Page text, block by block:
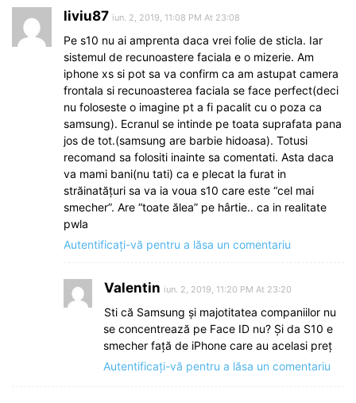
liviu87 iun. 2, 2019, 11:08 PM At 23:08
Pe s10 nu ai amprenta daca vrei folie de sticla. Iar
sistemul de recunoastere faciala e o mizerie. Am
iphone xs si pot sa va confirm ca am astupat camera
frontala si recunoasterea faciala se face perfect(deci
nu foloseste o imagine pt a fi pacalit cu o poza ca
samsung). Ecranul se intinde pe toata suprafata pana
jos de tot.(samsung are barbie hidoasa). Totusi
recomand sa folositi inainte sa comentati. Asta daca
va mami bani(nu tati) ca e plecat la furat in
străinatățuri sa va ia voua s10 care este “cel mai
smecher”. Are “toate ălea” pe hârtie.. ca in realitate
pwla
Autentificați-vă pentru a lăsa un comentariu
Valentin iun. 2, 2019, 11:20 PM At 23:20
Sti că Samsung şi majotitatea companiilor nu
se concentrează pe Face ID nu? Şi da S10 e
smecher față de iPhone care au acelasi preț
Autentificați-vă pentru a lăsa un comentariu